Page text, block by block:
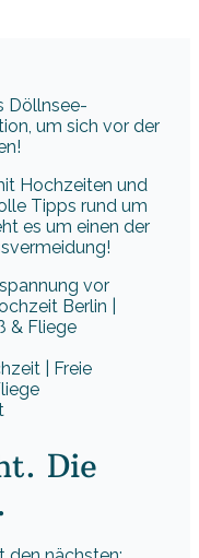
Döllnsee-
um sich vor der
Hochzeiten und
Tipps rund um
es um einen der
Die